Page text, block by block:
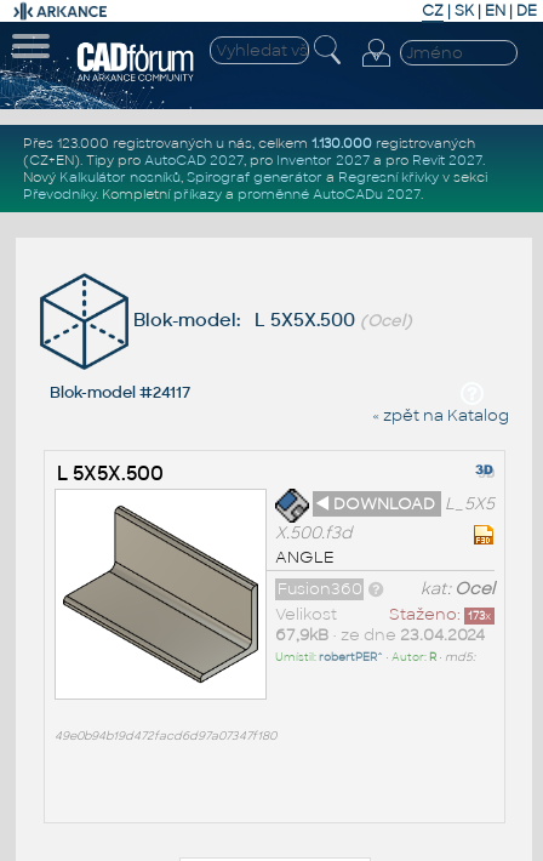
CZ | SK| EN | DE
Přes 123.000 registrovaných u nás, celkem 1.130.000registrovaných
(CZ+EN). Tipy pro AutoCAD 2027, pro Inventor 2027a pro Revit 2027.
Nový Kalkulátor nosníků, Spirograf generátor a Regresní křivkyv sekci
Převodníky. Kompletní příkazya proměnné AutoCADu 2027.
Blok-model: L 5X5X.500 (Ocel)
Blok-model #24117
« zpět na Katalog
L 5X5X.500
◄ DOWNLOAD L_5X5
X.500.f3d
ANGLE
kat: Ocel
Fusion360
Staženo: 173x
Velikost
67,9kB• ze dne 23.04.2024
Umístil:robertPER^ • Autor: R• md5:
49e0b94b19d472facd6d97a07347f180